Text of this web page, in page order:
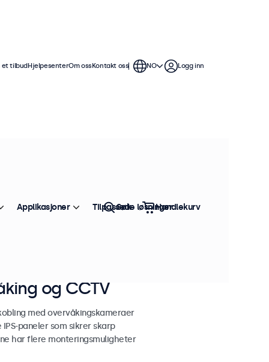
og CCTV
med overvåkingskameraer
paneler som sikrer skarp
har flere monteringsmuligheter
et tilbudHjelpesenterOm ossKontakt oss NO Logg inn
Applikasjoner Tilpassede løsninger
Søk Handlekurv